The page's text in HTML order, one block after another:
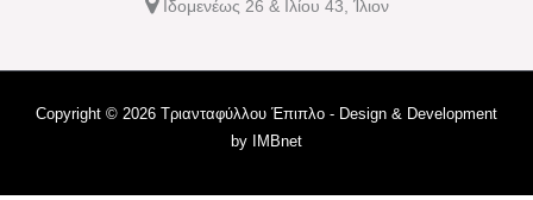
Ιδομενέως 26 & Ιλίου 43, Ίλιον
Copyright © 2026 Τριανταφύλλου Έπιπλο - Design & Development
by
IMBnet